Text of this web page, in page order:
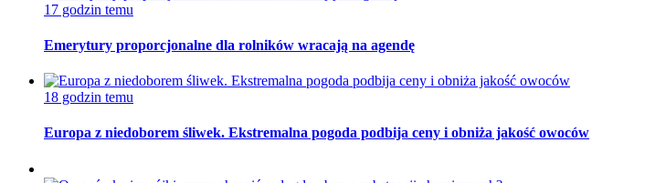
17 godzin temu
Emerytury proporcjonalne dla rolników wracają na agendę
18 godzin temu
Europa z niedoborem śliwek. Ekstremalna pogoda podbija ceny i obniża jakość owoców